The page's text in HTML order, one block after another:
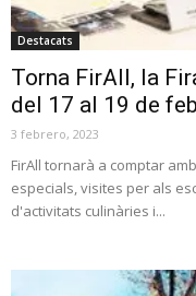
Destacats
Torna FirAll, la
del 17 al 19 de
3 febrero, 2023
FirAll tornarà a comptar
especials, visites per als
d'activitats culinàries i...